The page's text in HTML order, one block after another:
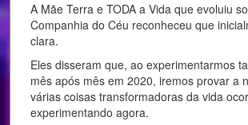
A Mãe Terra e TODA a Vida que evoluiu
Companhia do Céu reconheceu que
clara.
Eles disseram que, ao experimentarmos
mês após mês em 2020, iremos provar a
várias coisas transformadoras da vida
experimentando agora.